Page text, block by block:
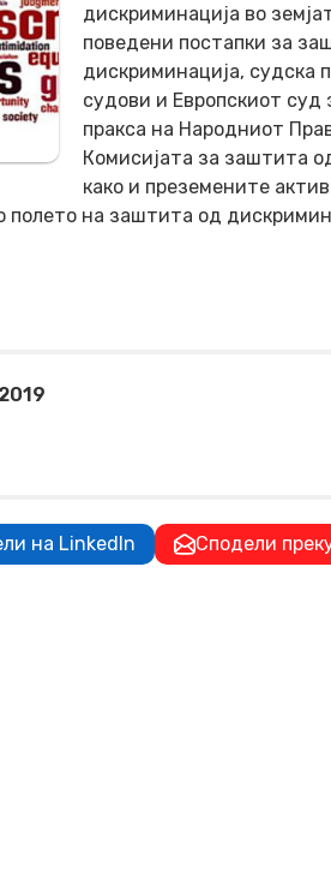
дискриминација во
поведени постапки за
дискриминација, судска
судови и Европскиот суд
пракса на Народниот
Комисијата за заштита
како и преземените
полето на заштита од
на LinkedIn Сподели